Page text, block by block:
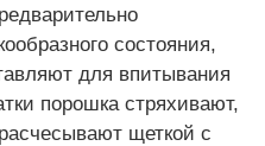
состояния,
для впитывания
порошка стряхивают,
щеткой с